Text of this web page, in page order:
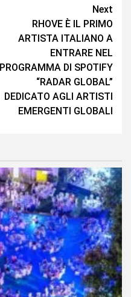
Next
RHOVE È IL PRIMO
ARTISTA ITALIANO A
ENTRARE NEL
PROGRAMMA DI SPOTIFY
“RADAR GLOBAL”
DEDICATO AGLI ARTISTI
EMERGENTI GLOBALI